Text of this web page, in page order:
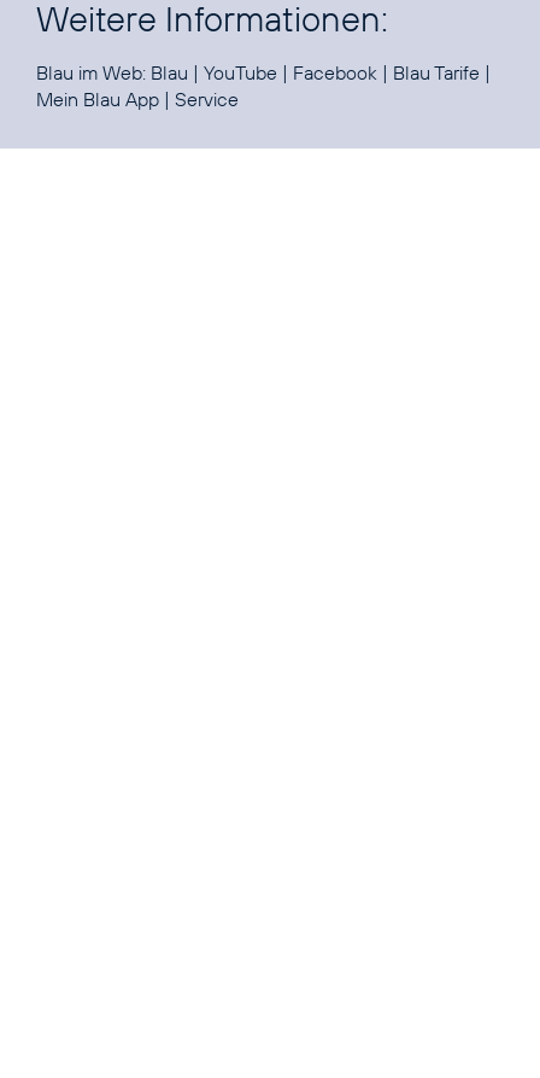
Weitere Informationen:
Blau im Web: Blau | YouTube | Facebook | Blau Tarife |
Mein Blau App | Service